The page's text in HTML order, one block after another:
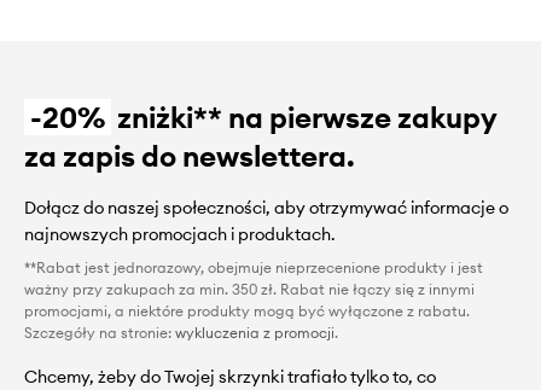
-20% zniżki** na pierwsze zakupy
za zapis do newslettera.
Dołącz do naszej społeczności, aby otrzymywać informacje o
najnowszych promocjach i produktach.
**Rabat jest jednorazowy, obejmuje nieprzecenione produkty i jest
ważny przy zakupach za min. 350 zł. Rabat nie łączy się z innymi
promocjami, a niektóre produkty mogą być wyłączone z rabatu.
Szczegóły na stronie: wykluczenia z promocji.
Chcemy, żeby do Twojej skrzynki trafiało tylko to, co